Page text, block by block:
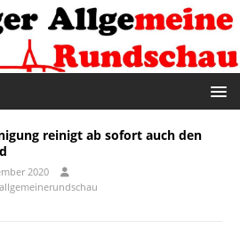
reinigt ab sofort auch den
2020